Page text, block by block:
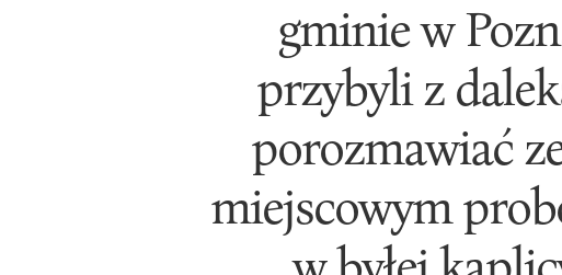
gminie w
przybyli z
porozmawiać
miejscowym